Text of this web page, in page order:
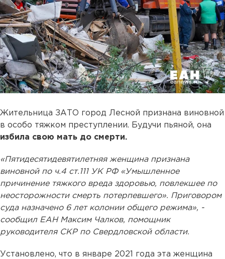
Жительница ЗАТО город Лесной признана виновной
в особо тяжком преступлении. Будучи пьяной, она
избила свою мать до смерти.
«Пятидесятидевятилетняя женщина признана
виновной по ч.4 ст.111 УК РФ «Умышленное
причинение тяжкого вреда здоровью, повлекшее по
неосторожности смерть потерпевшего». Приговором
суда назначено 6 лет колонии общего режима», -
сообщил ЕАН Максим Чалков, помощник
руководителя СКР по Свердловской области.
Установлено, что в январе 2021 года эта женщина